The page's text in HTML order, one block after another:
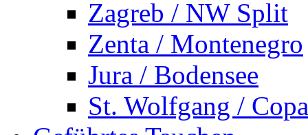
Zagreb / NW Split
Zenta / Montenegro
Jura / Bodensee
St. Wolfgang /